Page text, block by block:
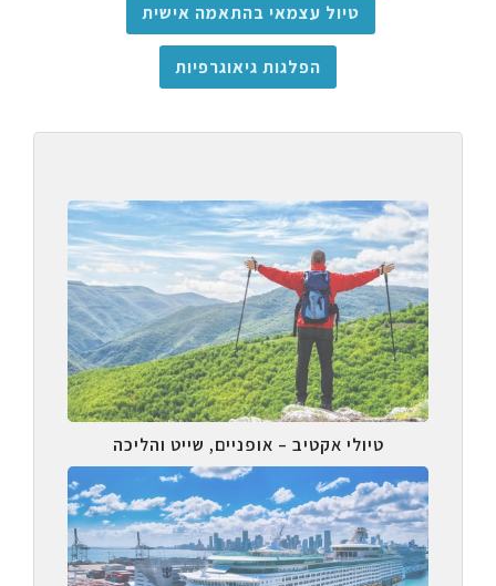
טיול עצמאי בהתאמה אישית
הפלגות גיאוגרפיות
טיולי אקטיב – אופניים, שייט והליכה